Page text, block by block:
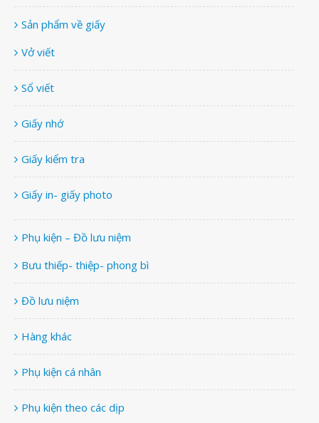
Sản phẩm về giấy
Vở viết
Sổ viết
Giấy nhớ
Giấy kiểm tra
Giấy in- giấy photo
Phụ kiện – Đồ lưu niệm
Bưu thiếp- thiệp- phong bì
Đồ lưu niệm
Hàng khác
Phụ kiện cá nhân
Phụ kiện theo các dịp